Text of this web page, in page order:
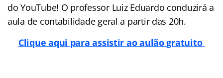
do YouTube! O professor Luiz Eduardo conduzirá a
aula de contabilidade geral a partir das 20h.
Clique aqui para assistir ao aulão gratuito